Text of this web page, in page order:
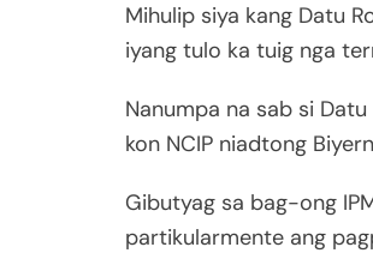
Mihulip siya kang Datu
iyang tulo ka tuig nga
Nanumpa na sab si
kon NCIP niadtong
Gibutyag sa bag-ong
partikularmente ang